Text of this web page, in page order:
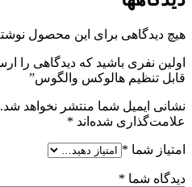
هیچ دیدگاهی برای این محصول
اولین نفری باشید که دیدگاهی را
قابل تنظیم هالوکس والگوس”
نشانی ایمیل شما منتشر نخواهد شد.
علامت‌گذاری شده‌اند *
امتیاز شما *
دیدگاه شما *